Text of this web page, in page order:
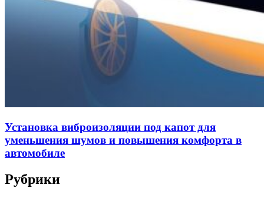
Установка виброизоляции под капот для
уменьшения шумов и повышения комфорта в
автомобиле
Рубрики